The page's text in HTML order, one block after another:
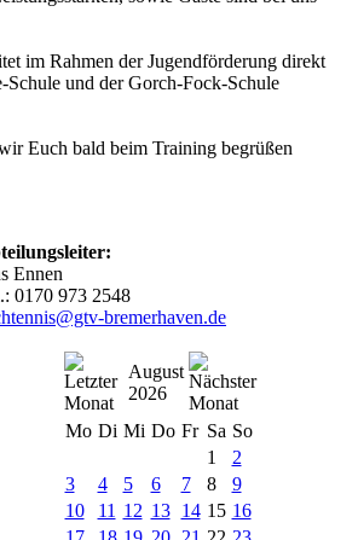
im Rahmen der Jugendförderung direkt
Schule und der Gorch-Fock-Schule
Euch bald beim Training begrüßen
Ennen
0170 973 2548
bremerhaven.de
August
2026
Mo Di Mi Do Fr Sa So
1
2
3
4 5 6 7 8
9
10
11 12 13 14 15 16